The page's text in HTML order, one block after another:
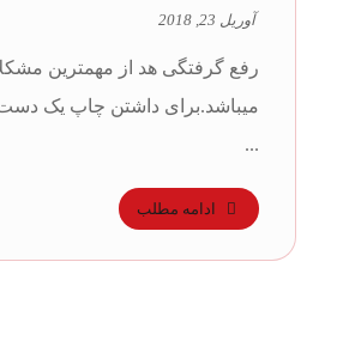
آوریل 23, 2018
رفع گرفتگی هد از مهمترین
میباشد.برای داشتن چاپ یک دست
...
ادامه مطلب